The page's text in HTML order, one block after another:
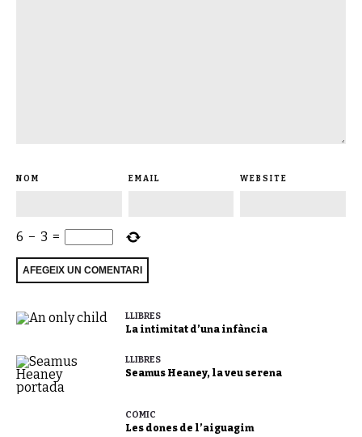
NOM EMAIL WEBSITE
6 − 3 =
LLIBRES
La intimitat d’una infància
LLIBRES
Seamus Heaney, la veu serena
CÒMIC
Les dones de l’aiguagim